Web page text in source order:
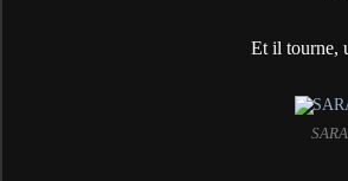
Et il tourne,